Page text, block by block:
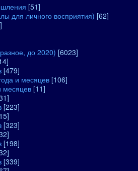
[51]
для личного восприятия) [62]
до 2020) [6023]
[479]
и месяцев [106]
[11]
[223]
[323]
[198]
[339]